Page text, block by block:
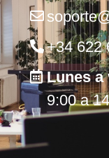
+34 622
Lunes a
9:00 a